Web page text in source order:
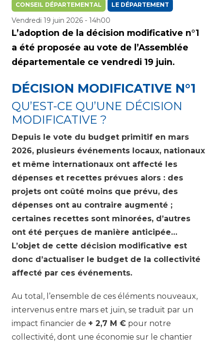
CONSEIL DÉPARTEMENTAL LE DÉPARTEMENT
Vendredi 19 juin 2026 - 14h00
L’adoption de la décision modificative n°1
a été proposée au vote de l’Assemblée
départementale ce vendredi 19 juin.
DÉCISION MODIFICATIVE N°1
QU’EST-CE QU’UNE DÉCISION
MODIFICATIVE ?
Depuis le vote du budget primitif en mars
2026, plusieurs événements locaux, nationaux
et même internationaux ont affecté les
dépenses et recettes prévues alors : des
projets ont coûté moins que prévu, des
dépenses ont au contraire augmenté ;
certaines recettes sont minorées, d’autres
ont été perçues de manière anticipée…
L’objet de cette décision modificative est
donc d’actualiser le budget de la collectivité
affecté par ces événements.
Au total, l’ensemble de ces éléments nouveaux,
intervenus entre mars et juin, se traduit par un
impact financier de + 2,7 M € pour notre
collectivité, dont une économie sur le chantier